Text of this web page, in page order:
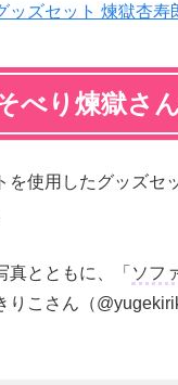
ッズセット 煉獄杏寿
べり煉獄さ
を使用したグッズセ
真とともに、「 ソフ
りこさん（